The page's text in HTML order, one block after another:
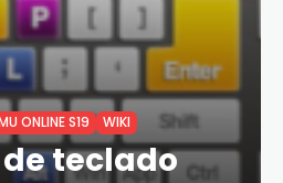
ONLINE S19 WIKI
teclado